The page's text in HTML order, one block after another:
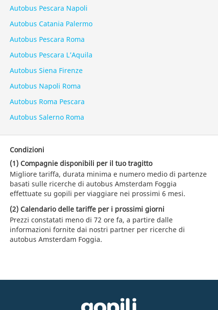
Autobus Pescara Napoli
Autobus Catania Palermo
Autobus Pescara Roma
Autobus Pescara L’Aquila
Autobus Siena Firenze
Autobus Napoli Roma
Autobus Roma Pescara
Autobus Salerno Roma
Condizioni
(1) Compagnie disponibili per il tuo tragitto
Migliore tariffa, durata minima e numero medio di partenze
basati sulle ricerche di autobus Amsterdam Foggia
effettuate su gopili per viaggiare nei prossimi 6 mesi.
(2) Calendario delle tariffe per i prossimi giorni
Prezzi constatati meno di 72 ore fa, a partire dalle
informazioni fornite dai nostri partner per ricerche di
autobus Amsterdam Foggia.